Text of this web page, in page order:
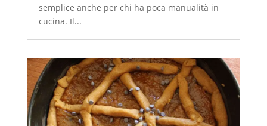
semplice anche per chi ha poca manualità in
cucina. Il...